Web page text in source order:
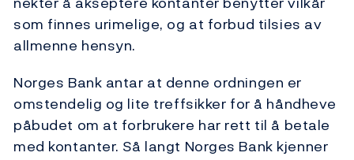
som finnes urimelige, og at forbud tilsies av
allmenne hensyn.
Norges Bank antar at denne ordningen er
omstendelig og lite treffsikker for å håndheve
påbudet om at forbrukere har rett til å betale
med kontanter. Så langt Norges Bank kjenner